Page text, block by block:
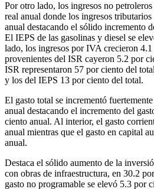
Por otro lado, los ingresos no
real anual donde los ingresos
anual destacando el sólido incremento
El IEPS de las gasolinas y diesel se
lado, los ingresos por IVA crecieron
provenientes del ISR cayeron 5.2 por
ISR representaron 57 por ciento del
y los del IEPS 13 por ciento del total.
El gasto total se incrementó
anual destacando el incremento del
ciento anual. Al interior, el gasto
anual mientras que el gasto en capital
anual.
Destaca el sólido aumento de la
con obras de infraestructura, en 30.2
gasto no programable se elevó 5.3 por